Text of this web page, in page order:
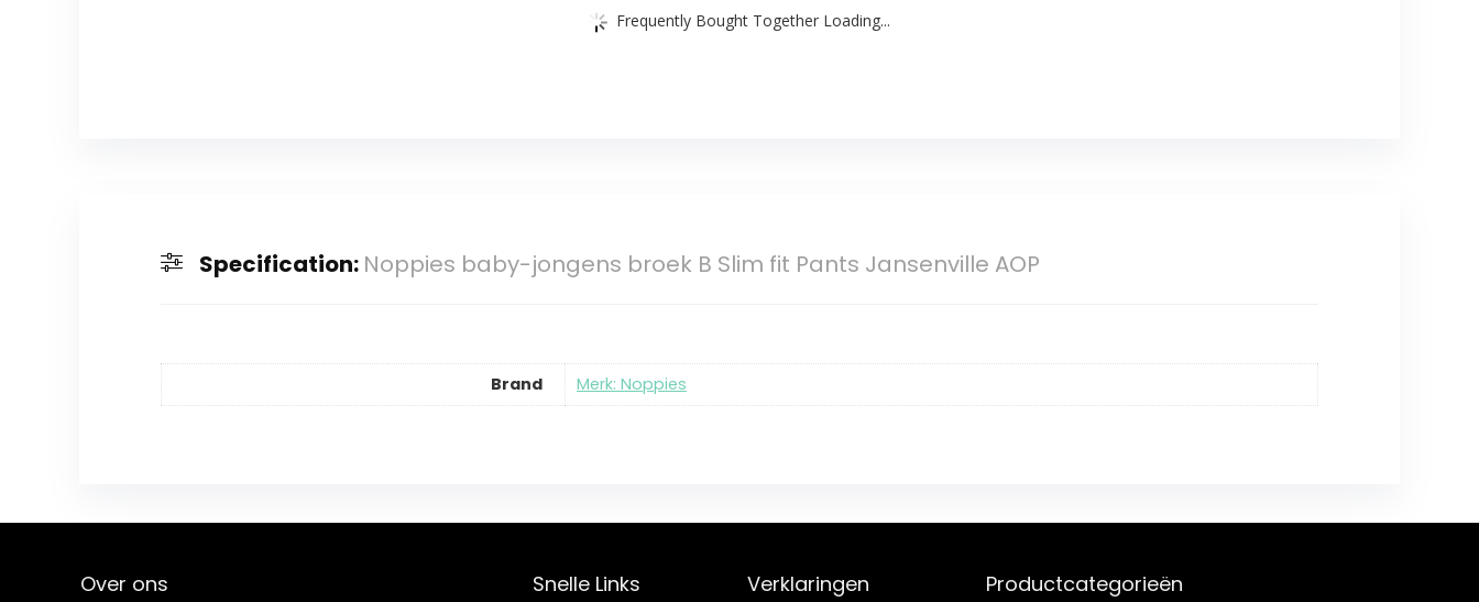
Frequently Bought Together Loading...
Specification: Noppies baby-jongens broek B Slim fit Pants Jansenville AOP
Brand Merk: Noppies
Over ons Snelle Links Verklaringen Productcategorieën